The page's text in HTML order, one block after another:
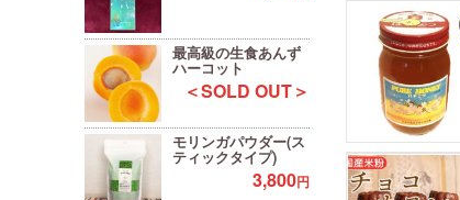
最高級の生食あんず
ハーコット
＜SOLD OUT＞
モリンガパウダー(ス
ティックタイプ)
3,800円